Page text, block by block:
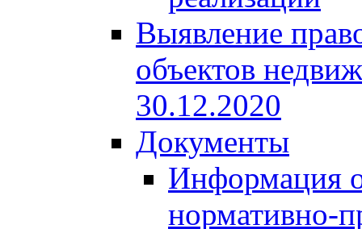
Выявление
объектов
30.12.2020
Документы
Информация
нормативно-